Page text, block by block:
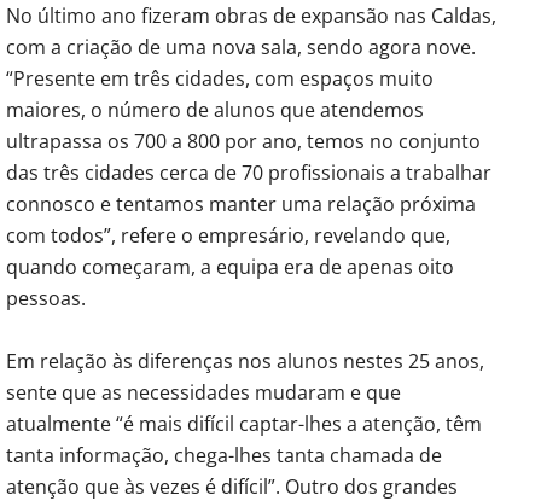
No último ano fizeram obras de expansão nas Caldas,
com a criação de uma nova sala, sendo agora nove.
“Presente em três cidades, com espaços muito
maiores, o número de alunos que atendemos
ultrapassa os 700 a 800 por ano, temos no conjunto
das três cidades cerca de 70 profissionais a trabalhar
connosco e tentamos manter uma relação próxima
com todos”, refere o empresário, revelando que,
quando começaram, a equipa era de apenas oito
pessoas.
Em relação às diferenças nos alunos nestes 25 anos,
sente que as necessidades mudaram e que
atualmente “é mais difícil captar-lhes a atenção, têm
tanta informação, chega-lhes tanta chamada de
atenção que às vezes é difícil”. Outro dos grandes